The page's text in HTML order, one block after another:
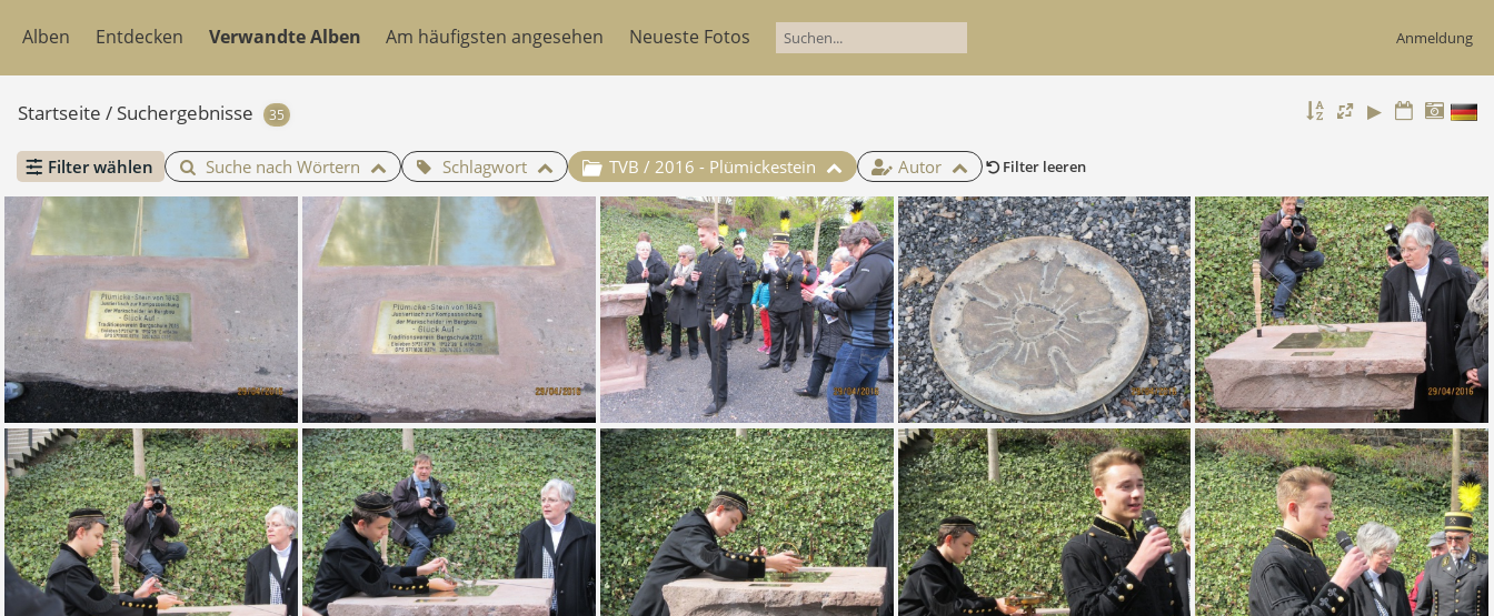
Alben Entdecken Verwandte Alben Am häufigsten angesehen Neueste Fotos Anmeldung
Startseite / Suchergebnisse 35
Filter wählen Suche nach Wörtern Schlagwort TVB / 2016 - Plümickestein Autor Filter leeren
34 2016 Plümicke - Plümickestein 33 2016 Plümicke - Plümickestein 32 2016 Plümicke - Plümickestein 31 2016 Plümicke - Plümickestein 30 2016 Plümicke - Plümickestein